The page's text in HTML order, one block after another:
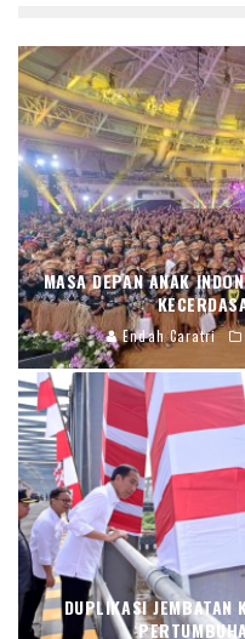
MASA DEPAN ANAK
Endah Caratri
DUPLIKASI JEMBATAN